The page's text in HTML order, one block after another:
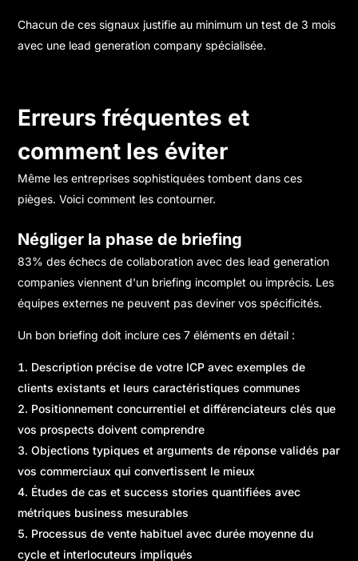
Chacun de ces signaux justifie au minimum un test de 3 mois
avec une lead generation company spécialisée.
Erreurs fréquentes et
comment les éviter
Même les entreprises sophistiquées tombent dans ces
pièges. Voici comment les contourner.
Négliger la phase de briefing
83% des échecs de collaboration avec des lead generation
companies viennent d'un briefing incomplet ou imprécis. Les
équipes externes ne peuvent pas deviner vos spécificités.
Un bon briefing doit inclure ces 7 éléments en détail :
Description précise de votre ICP avec exemples de
clients existants et leurs caractéristiques communes
Positionnement concurrentiel et différenciateurs clés que
vos prospects doivent comprendre
Objections typiques et arguments de réponse validés par
vos commerciaux qui convertissent le mieux
Études de cas et success stories quantifiées avec
métriques business mesurables
Processus de vente habituel avec durée moyenne du
cycle et interlocuteurs impliqués